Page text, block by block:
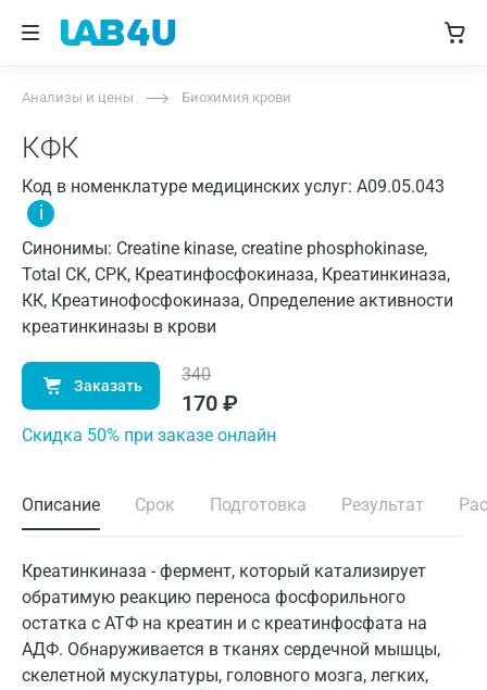
Анализы и цены Биохимия крови
КФК
Код в номенклатуре медицинских услуг: A09.05.043
i
Синонимы: Creatine kinase, creatine phosphokinase,
Total CK, CPK, Креатинфосфокиназа, Креатинкиназа,
КК, Креатинофосфокиназа, Определение активности
креатинкиназы в крови
Заказать
340
170 ₽
Cкидка 50% при заказе онлайн
Описание Срок Подготовка Результат
Креатинкиназа - фермент, который катализирует
обратимую реакцию переноса фосфорильного
остатка с АТФ на креатин и с креатинфосфата на
АДФ. Обнаруживается в тканях сердечной мышцы,
скелетной мускулатуры, головного мозга, легких,